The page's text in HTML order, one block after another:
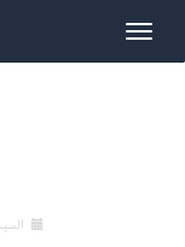
السبت , 24